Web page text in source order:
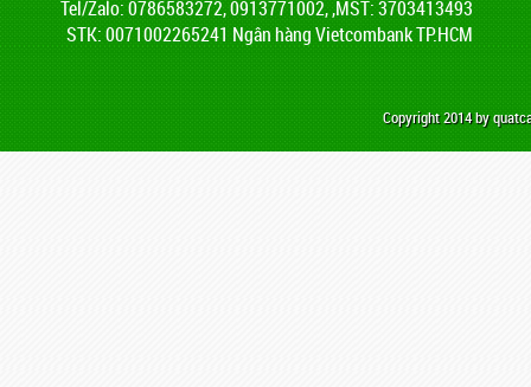
Tel/Zalo: 0786583272, 0913771002, ,MST: 3703413493
STK: 0071002265241 Ngân hàng Vietcombank TP.HCM
Copyright 2014 by